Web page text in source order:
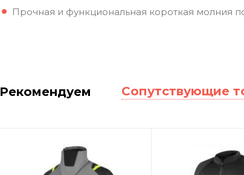
Прочная и функциональная короткая молния
Рекомендуем Сопутствующие